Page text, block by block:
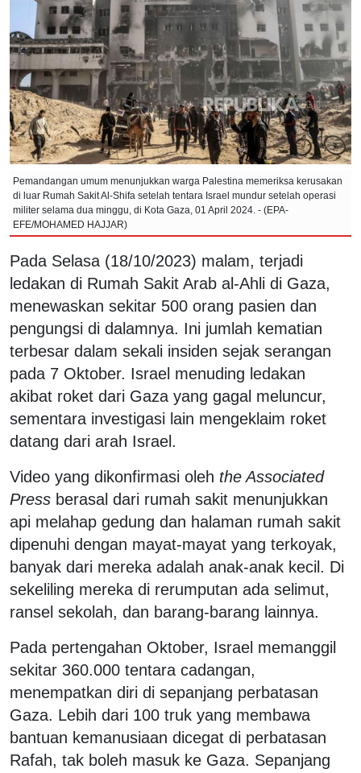
Pemandangan umum menunjukkan warga Palestina memeriksa kerusakan
di luar Rumah Sakit Al-Shifa setelah tentara Israel mundur setelah operasi
militer selama dua minggu, di Kota Gaza, 01 April 2024. - (EPA-
EFE/MOHAMED HAJJAR)
Pada Selasa (18/10/2023) malam, terjadi
ledakan di Rumah Sakit Arab al-Ahli di Gaza,
menewaskan sekitar 500 orang pasien dan
pengungsi di dalamnya. Ini jumlah kematian
terbesar dalam sekali insiden sejak serangan
pada 7 Oktober. Israel menuding ledakan
akibat roket dari Gaza yang gagal meluncur,
sementara investigasi lain mengeklaim roket
datang dari arah Israel.
Video yang dikonfirmasi oleh the Associated
Press berasal dari rumah sakit menunjukkan
api melahap gedung dan halaman rumah sakit
dipenuhi dengan mayat-mayat yang terkoyak,
banyak dari mereka adalah anak-anak kecil. Di
sekeliling mereka di rerumputan ada selimut,
ransel sekolah, dan barang-barang lainnya.
Pada pertengahan Oktober, Israel memanggil
sekitar 360.000 tentara cadangan,
menempatkan diri di sepanjang perbatasan
Gaza. Lebih dari 100 truk yang membawa
bantuan kemanusiaan dicegat di perbatasan
Rafah, tak boleh masuk ke Gaza. Sepanjang